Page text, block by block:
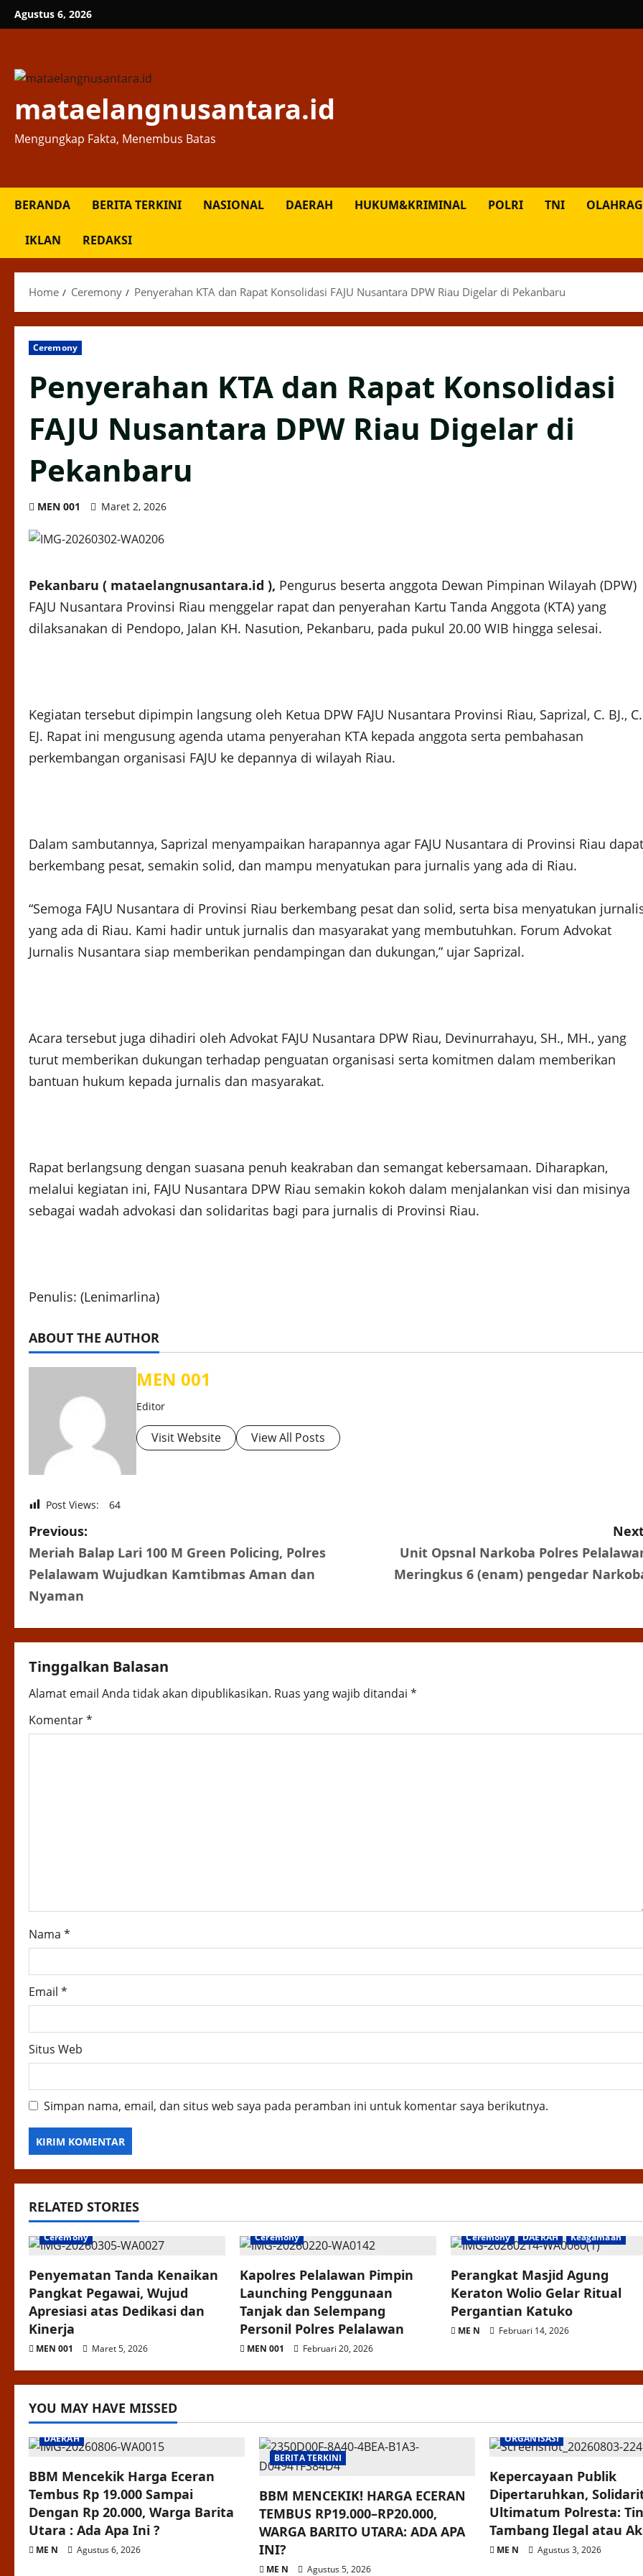
Skip
to
Agustus 6, 2026
mataelangnusantara.id
Mengungkap Fakta, Menembus Batas
BERANDA BERITA TERKINI NASIONAL DAERAH HUKUM&KRIMINAL POLRI TNI
IKLAN REDAKSI
Home Ceremony Penyerahan KTA dan Rapat Konsolidasi FAJU Nusantara DPW Riau Digelar di Pekanbaru
Ceremony
Penyerahan KTA dan Rapat Konsolidasi
FAJU Nusantara DPW Riau Digelar di
Pekanbaru
MEN 001 Maret 2, 2026
Pekanbaru ( mataelangnusantara.id ), Pengurus beserta anggota Dewan Pimpinan Wilayah (DPW)
FAJU Nusantara Provinsi Riau menggelar rapat dan penyerahan Kartu Tanda Anggota (KTA) yang
dilaksanakan di Pendopo, Jalan KH. Nasution, Pekanbaru, pada pukul 20.00 WIB hingga selesai.
Kegiatan tersebut dipimpin langsung oleh Ketua DPW FAJU Nusantara Provinsi Riau, Saprizal, C. BJ., C.
EJ. Rapat ini mengusung agenda utama penyerahan KTA kepada anggota serta pembahasan
perkembangan organisasi FAJU ke depannya di wilayah Riau.
Dalam sambutannya, Saprizal menyampaikan harapannya agar FAJU Nusantara di Provinsi Riau dapat
berkembang pesat, semakin solid, dan mampu menyatukan para jurnalis yang ada di Riau.
“Semoga FAJU Nusantara di Provinsi Riau berkembang pesat dan solid, serta bisa menyatukan
yang ada di Riau. Kami hadir untuk jurnalis dan masyarakat yang membutuhkan. Forum Advokat
Jurnalis Nusantara siap memberikan pendampingan dan dukungan,” ujar Saprizal.
Acara tersebut juga dihadiri oleh Advokat FAJU Nusantara DPW Riau, Devinurrahayu, SH., MH., yang
turut memberikan dukungan terhadap penguatan organisasi serta komitmen dalam memberikan
bantuan hukum kepada jurnalis dan masyarakat.
Rapat berlangsung dengan suasana penuh keakraban dan semangat kebersamaan. Diharapkan,
melalui kegiatan ini, FAJU Nusantara DPW Riau semakin kokoh dalam menjalankan visi dan misinya
sebagai wadah advokasi dan solidaritas bagi para jurnalis di Provinsi Riau.
Penulis: (Lenimarlina)
ABOUT THE AUTHOR
MEN 001
Editor
Visit Website View All Posts
Post Views: 64
P
o
s
t
n
a
v
n
Previous:
Meriah Balap Lari 100 M Green Policing, Polres
Pelalawam Wujudkan Kamtibmas Aman dan
Nyaman
Unit Opsnal Narkoba Polres
Meringkus 6 (enam) pengedar
Tinggalkan Balasan
Alamat email Anda tidak akan dipublikasikan. Ruas yang wajib ditandai *
Komentar*
Nama *
Email *
Situs Web
Simpan nama, email, dan situs web saya pada peramban ini untuk komentar saya berikutnya.
RELATED STORIES
Ceremony
Penyematan Tanda Kenaikan
Pangkat Pegawai, Wujud
Apresiasi atas Dedikasi dan
Kinerja
MEN 001 Maret 5, 2026
Ceremony
Kapolres Pelalawan Pimpin
Launching Penggunaan
Tanjak dan Selempang
Personil Polres Pelalawan
MEN 001 Februari 20, 2026
AGAMA/ RELIGI
BERITA TERKINI
Ceremony
DAERAH Keagamaan
Perangkat Masjid Agung
Keraton Wolio Gelar Ritual
Pergantian Katuko
ME N Februari 14, 2026
YOU MAY HAVE MISSED
DAERAH
BBM Mencekik Harga Eceran
Tembus Rp 19.000 Sampai
Dengan Rp 20.000, Warga Barita
Utara : Ada Apa Ini ?
ME N Agustus 6, 2026
BERITA TERKINI
BBM MENCEKIK! HARGA ECERAN
TEMBUS RP19.000–RP20.000,
WARGA BARITO UTARA: ADA APA
INI?
ME N Agustus 5, 2026
ORGANISASI
Kepercayaan Publik
Dipertaruhkan,
Ultimatum Polresta:
Tambang Ilegal atau
ME N Agustus 3, 2026